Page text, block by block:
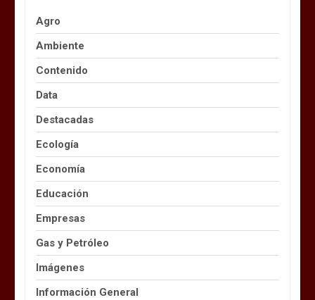
Agro
Ambiente
Contenido
Data
Destacadas
Ecología
Economía
Educación
Empresas
Gas y Petróleo
Imágenes
Información General